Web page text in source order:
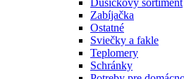
Zabíjačka
Ostatné
Sviečky a fakle
Teplomery
Schránky